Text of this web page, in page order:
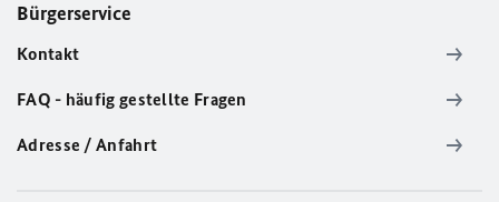
Bürgerservice
Kontakt
FAQ - häufig gestellte Fragen
Adresse / Anfahrt